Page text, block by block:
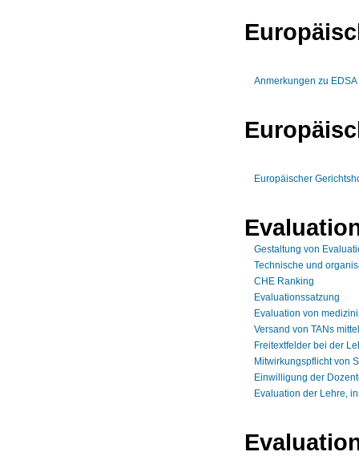
Anmerkungen zu
Europäischer
Gestaltung von
Technische und
CHE Ranking
Evaluationssatzung
Evaluation von
Versand von TANs
Freitextfelder bei der
Mitwirkungspflicht von
Einwilligung der
Evaluation der Lehre,